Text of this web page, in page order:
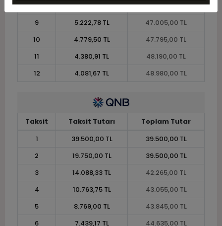
8
5.776,88 TL
46.215,00 TL
9
5.222,78 TL
47.005,00 TL
10
4.779,50 TL
47.795,00 TL
11
4.380,91 TL
48.190,00 TL
12
4.081,67 TL 48.980,00 TL
Taksit Taksit Tutarı
Toplam Tutar
1
39.500,00 TL
39.500,00 TL
2
19.750,00 TL
39.500,00 TL
3
14.088,33 TL
42.265,00 TL
4
10.763,75 TL
43.055,00 TL
5
8.769,00 TL
43.845,00 TL
6
7.439,17 TL
44.635,00 TL